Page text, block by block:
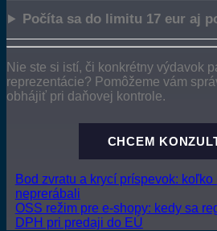
Počíta sa do limitu 17 eur aj
Nie ste si istí, či konkrétny výdavok
reprezentácie? Pomôžeme vám
obhájiť pri daňovej kontrole.
CHCEM
Bod zvratu a krycí príspevok:
neprerábali
OSS režim pre e-shopy: kedy sa
DPH pri predaji do EÚ